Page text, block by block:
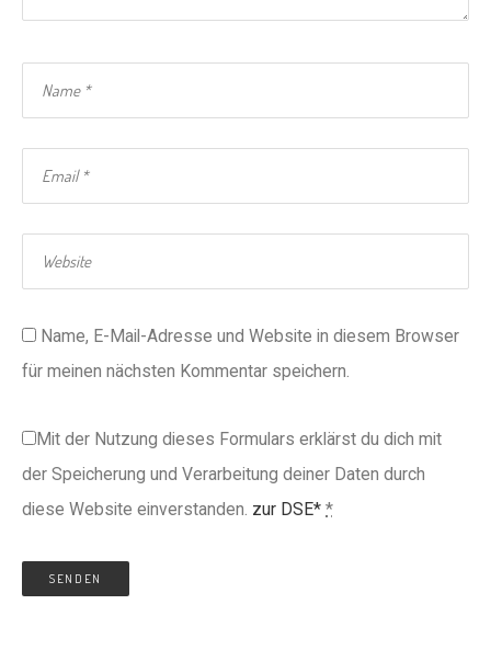
Name, E-Mail-Adresse und Website in diesem Browser
für meinen nächsten Kommentar speichern.
Mit der Nutzung dieses Formulars erklärst du dich mit
der Speicherung und Verarbeitung deiner Daten durch
diese Website einverstanden. zur DSE* *